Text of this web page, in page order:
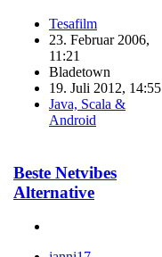
Tesafilm
23. Februar 2006,
11:21
Bladetown
19. Juli 2012, 14:55
Java, Scala &
Android
Beste Netvibes
Alternative